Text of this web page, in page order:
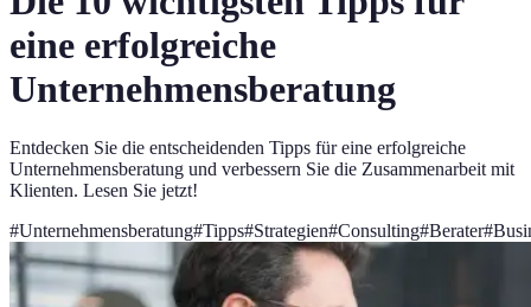
eine erfolgreiche
Unternehmensberatung
Entdecken Sie die entscheidenden Tipps für eine erfolgreiche
Unternehmensberatung und verbessern Sie die Zusammenarbeit mit
Klienten. Lesen Sie jetzt!
#Unternehmensberatung#Tipps#Strategien#Consulting#Berater#